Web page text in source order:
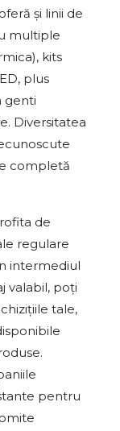
și linii de
multiple
kits
plus
genti
Diversitatea
completă
de
regulare
intermediul
valabil, poți
tale,
pentru